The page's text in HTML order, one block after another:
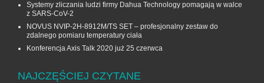
Systemy zliczania ludzi firmy Dahua Technology pomagają w walce
z SARS-CoV-2
NOVUS NVIP-2H-8912M/TS SET – profesjonalny zestaw do
zdalnego pomiaru temperatury ciała
Konferencja Axis Talk 2020 już 25 czerwca
NAJCZĘŚCIEJ CZYTANE